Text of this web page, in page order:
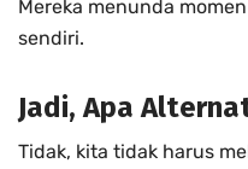
Mereka menunda
sendiri.
Jadi, Apa
Tidak, kita tidak harus